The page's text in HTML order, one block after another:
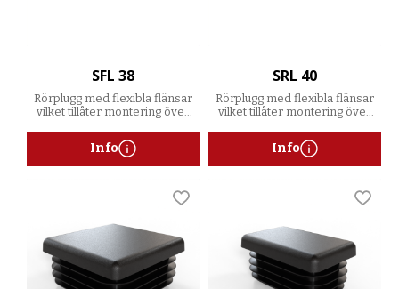
SFL 38
Rörplugg med flexibla flänsar
vilket tillåter montering över
Info
SRL 40
Rörplugg med flexibla flänsar
vilket tillåter montering över
Info
Lägg till i favoriter